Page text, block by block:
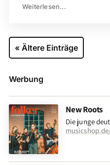
Weiterlesen...
« Ältere Einträge
Werbung
New Roots
Die junge